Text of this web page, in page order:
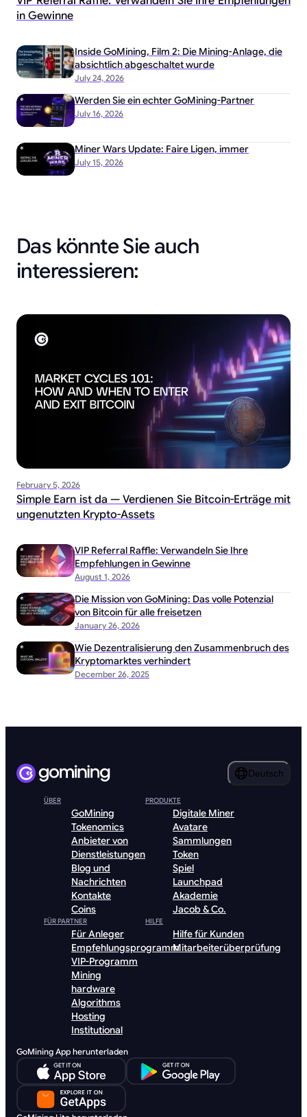
in Gewinne
July 24, 2026
Inside GoMining, Film 2: Die Mining-Anlage, die
absichtlich abgeschaltet wurde
July 16, 2026
Werden Sie ein echter GoMining-Partner
July 15, 2026
Miner Wars Update: Faire Ligen, immer
Das könnte Sie auch
interessieren:
February 5, 2026
Simple Earn ist da — Verdienen Sie Bitcoin-Erträge mit
ungenutzten Krypto-Assets
August 1, 2026
VIP Referral Raffle: Verwandeln Sie Ihre
Empfehlungen in Gewinne
January 26, 2026
Die Mission von GoMining: Das volle Potenzial
von Bitcoin für alle freisetzen
December 26, 2025
Wie Dezentralisierung den Zusammenbruch des
Kryptomarktes verhindert
Deutsch
ÜBER
GoMining
Tokenomics
Anbieter von
Dienstleistungen
Blog und
Nachrichten
Kontakte
Coins
PRODUKTE
Digitale Miner
Avatare
Sammlungen
Token
Spiel
Launchpad
Akademie
Jacob & Co.
FÜR PARTNER
Für Anleger
Empfehlungsprogramm
VIP-Programm
Mining
hardware
Algorithms
Hosting
Institutional
HILFE
Hilfe für Kunden
Mitarbeiterüberprüfung
GoMining App herunterladen